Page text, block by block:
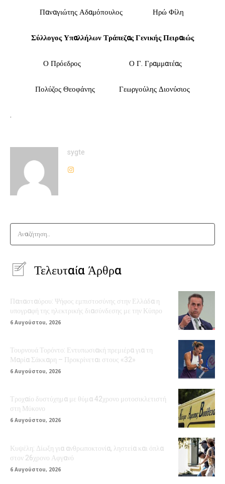
Παναγιώτης Αδαμόπουλος Ηρώ Φίλη
Σύλλογος Υπαλλήλων Τράπεζας Γενικής Πειραιώς
Ο Πρόεδρος Ο Γ. Γραμματέας
Πολύζος Θεοφάνης Γεωργούλης Διονύσιος
.
sygte
Αναζήτηση..
Τελευταία Άρθρα
Παπασταύρου: Ψήφος εμπιστοσύνης στην Ελλάδα η
υπογραφή της ηλεκτρικής διασύνδεσης με την Κύπρο
6 Αυγούστου, 2026
Τουρνουά Τορόντο: Εντυπωσιακή πρεμιέρα για τη
Μαρία Σάκκαρη – Προκρίνεται στους «32»
6 Αυγούστου, 2026
Τροχαίο δυστύχημα με θύμα 42χρονο μοτοσικλετιστή
στη Μύκονο
6 Αυγούστου, 2026
Κυψέλη: Δίωξη για ανθρωποκτονία, ληστεία και όπλα
στον 26χρονο Αφγανό
6 Αυγούστου, 2026